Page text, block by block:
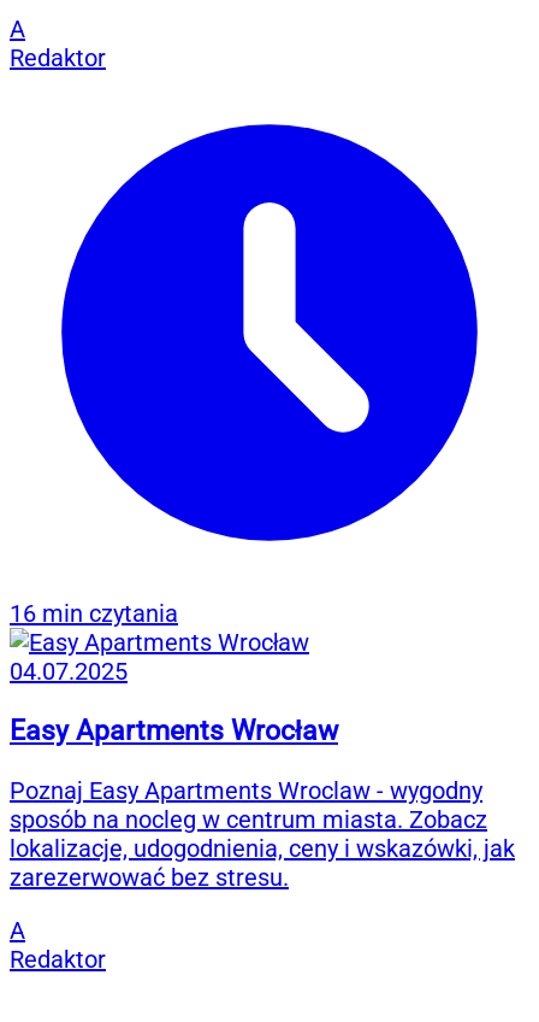
A
Redaktor
16 min czytania
04.07.2025
Easy Apartments Wrocław
Poznaj Easy Apartments Wroclaw - wygodny
sposób na nocleg w centrum miasta. Zobacz
lokalizacje, udogodnienia, ceny i wskazówki, jak
zarezerwować bez stresu.
A
Redaktor